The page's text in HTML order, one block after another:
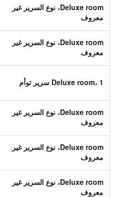
Deluxe room، نوع السرير غير
معروف
Deluxe room، نوع السرير غير
معروف
Deluxe room، 1 سرير توأم
Deluxe room، نوع السرير غير
معروف
Deluxe room، نوع السرير غير
معروف
Deluxe room، نوع السرير غير
معروف